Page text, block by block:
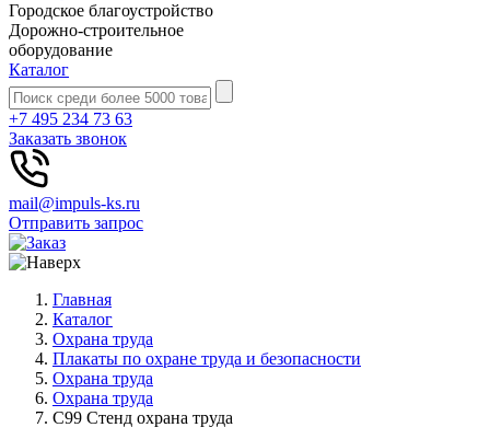
Городское благоустройство
Дорожно-строительное
оборудование
Каталог
+7 495 234 73 63
Заказать звонок
mail@impuls-ks.ru
Отправить запрос
Главная
Каталог
Охрана труда
Плакаты по охране труда и безопасности
Охрана труда
Охрана труда
С99 Стенд охрана труда